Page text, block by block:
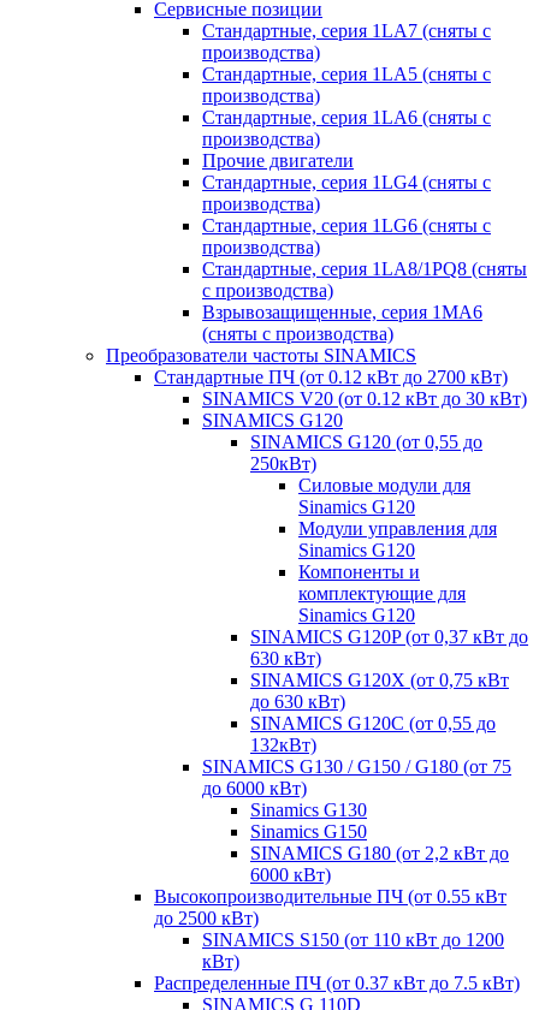
Сервисные позиции
Стандартные, серия 1LA7 (сняты с
производства)
Стандартные, серия 1LA5 (сняты с
производства)
Стандартные, серия 1LA6 (сняты с
производства)
Прочие двигатели
Стандартные, серия 1LG4 (сняты с
производства)
Стандартные, серия 1LG6 (сняты с
производства)
Стандартные, серия 1LA8/1PQ8 (сняты
с производства)
Взрывозащищенные, серия 1MA6
(сняты с производства)
Преобразователи частоты SINAMICS
Стандартные ПЧ (от 0.12 кВт до 2700 кВт)
SINAMICS V20 (от 0.12 кВт до 30 кВт)
SINAMICS G120
SINAMICS G120 (от 0,55 до
250кВт)
Силовые модули для
Sinamics G120
Модули управления для
Sinamics G120
Компоненты и
комплектующие для
Sinamics G120
SINAMICS G120P (от 0,37 кВт до
630 кВт)
SINAMICS G120X (от 0,75 кВт
до 630 кВт)
SINAMICS G120C (от 0,55 до
132кВт)
SINAMICS G130 / G150 / G180 (от 75
до 6000 кВт)
Sinamics G130
Sinamics G150
SINAMICS G180 (от 2,2 кВт до
6000 кВт)
Высокопроизводительные ПЧ (от 0.55 кВт
до 2500 кВт)
SINAMICS S150 (от 110 кВт до 1200
кВт)
Распределенные ПЧ (от 0.37 кВт до 7.5 кВт)
SINAMICS G 110D